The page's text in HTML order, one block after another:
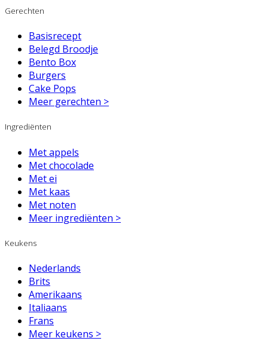
Gerechten
Basisrecept
Belegd Broodje
Bento Box
Burgers
Cake Pops
Meer gerechten >
Ingrediënten
Met appels
Met chocolade
Met ei
Met kaas
Met noten
Meer ingrediënten >
Keukens
Nederlands
Brits
Amerikaans
Italiaans
Frans
Meer keukens >